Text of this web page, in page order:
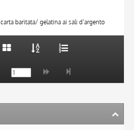
carta baritata/ gelatina ai sali d’argento
20 RISULTATI